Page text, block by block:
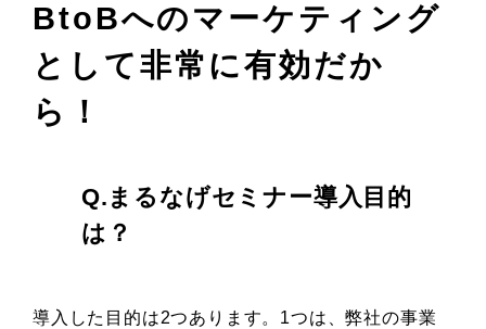
BtoBへのマーケティング
として非常に有効だか
ら！
Q.まるなげセミナー導入目的
は？
導入した目的は2つあります。1つは、弊社の事業